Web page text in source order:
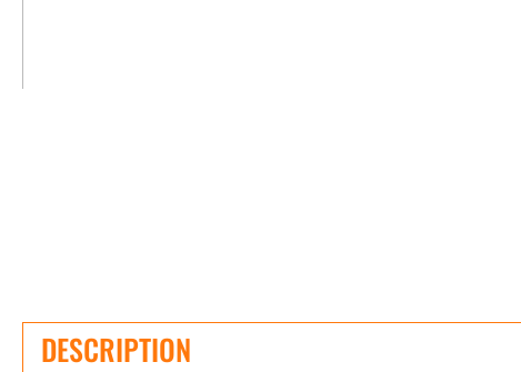
DESCRIPTION